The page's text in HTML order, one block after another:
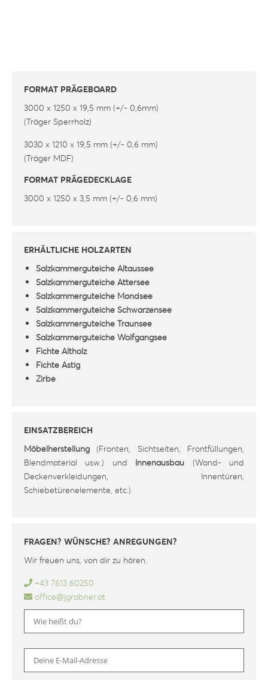
FORMAT PRÄGEBOARD
3000 x 1250 x 19,5 mm (+/- 0,6mm)
(Träger Sperrholz)
3030 x 1210 x 19,5 mm (+/- 0,6 mm)
(Träger MDF)
FORMAT PRÄGEDECKLAGE
3000 x 1250 x 3,5 mm (+/- 0,6 mm)
ERHÄLTLICHE HOLZARTEN
Salzkammerguteiche Altaussee
Salzkammerguteiche Attersee
Salzkammerguteiche Mondsee
Salzkammerguteiche Schwarzensee
Salzkammerguteiche Traunsee
Salzkammerguteiche Wolfgangsee
Fichte Altholz
Fichte Astig
Zirbe
EINSATZBEREICH
Möbelherstellung (Fronten, Sichtseiten, Frontfüllungen,
Blendmaterial usw.) und Innenausbau (Wand- und
Deckenverkleidungen, Innentüren,
Schiebetürenelemente, etc.)
FRAGEN? WÜNSCHE? ANREGUNGEN?
Wir freuen uns, von dir zu hören.
+43 7613 60250
office@jgrabner.at